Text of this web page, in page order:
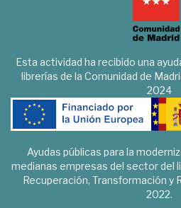
Esta actividad ha recibido una
librerías de la Comunidad de
2024
Ayudas públicas para la
medianas empresas del sector del
Recuperación, Transformación y
2022.